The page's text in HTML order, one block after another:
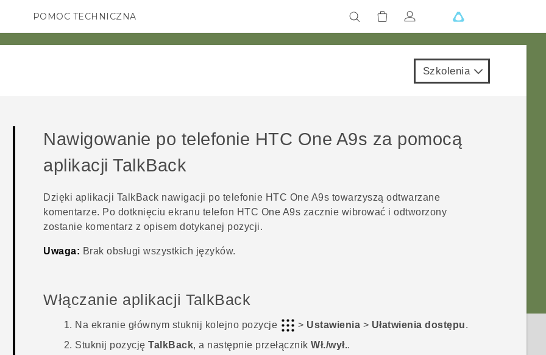
SMARTFONY AKCESORIA
POMOC TECHNICZNA
Urządzenia i akcesoria HTC
Szkolenia
Nawigowanie po telefonie HTC One A9s za pomocą
aplikacjiTalkBack
Dzięki aplikacji TalkBack nawigacji po telefonie HTC One A9s towarzyszą odtwarzane
komentarze. Po dotknięciu ekranu telefon HTC One A9s zacznie wibrować i odtworzony
zostanie komentarz z opisem dotykanej pozycji.
Uwaga: Brak obsługi wszystkich języków.
Włączanie aplikacjiTalkBack
Na ekranie głównym stuknij kolejno pozycje > Ustawienia > Ułatwienia dostępu.
Stuknij pozycjęTalkBack, a następnie przełącznikWł./wył..